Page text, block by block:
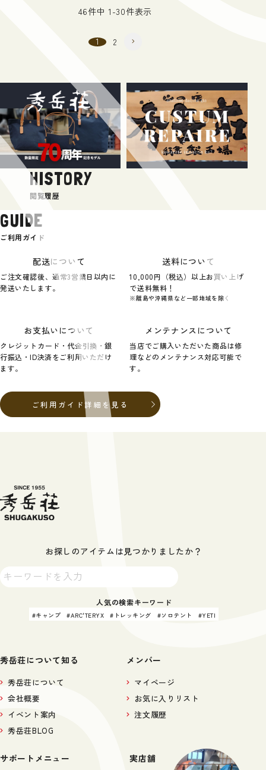
46件中 1 -30件表示
1 2
HISTORY
閲覧履歴
GUIDE
ご利用ガイド
配送について
ご注文確認後、通常3営業日以内に
発送いたします。
送料について
10,000円（税込）以上お買い上げ
で送料無料！
※離島や沖縄県など一部地域を除く
お支払いについて
クレジットカード・代金引換・銀
行振込・ID決済をご利用いただけ
ます。
メンテナンスについて
当店でご購入いただいた商品は修
理などのメンテナンス対応可能で
す。
ご利用ガイド詳細を見る
お探しのアイテムは見つかりましたか？
人気の検索キーワード
キャンプ ARC'TERYX トレッキング ソロテント YETI
秀岳荘について知る
秀岳荘について
会社概要
イベント案内
秀岳荘BLOG
メンバー
マイページ
お気に入りリスト
注文履歴
サポートメニュー 実店舗